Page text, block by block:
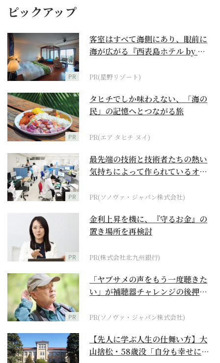
ピックアップ
PR
客室はすべて海側にあり、眼前に
海が広がる『西表島ホテル by 星
PR(星野リゾート)
PR
タヒチでしか味わえない、「海の
民」の記憶へとつながる旅
PR(エア タヒチ ヌイ)
PR
最先端の技術と技術者たちの熱い
気持ちによって作られているオー
PR(ソノヴァ・ジャパン株式会社)
PR
金利上昇を機に、『守るお金』の
置き場所を再検討
PR(株式会社北九州銀行)
PR
「ヤブサメの声をもう一度聴きた
い」が補聴器チャレンジの後押し
PR(ソノヴァ・ジャパン株式会社)
【先人に学ぶ人生の仕舞い方】大
山捨松・58歳没「自分も幸せにな